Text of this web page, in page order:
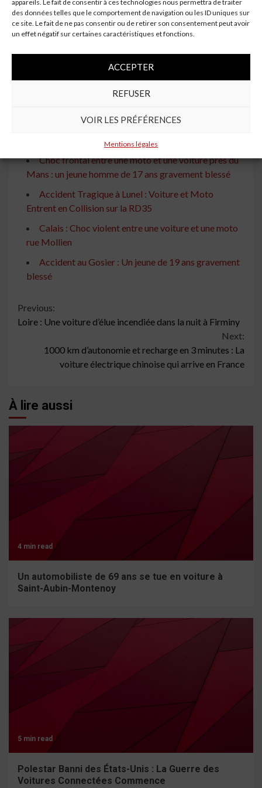
appareils. Le fait de consentir à ces technologies nous permettra de traiter
des données telles que le comportement de navigation ou les ID uniques sur
ce site. Le fait de ne pas consentir ou de retirer son consentement peut avoir
un effet négatif sur certaines caractéristiques et fonctions.
ACCEPTER
REFUSER
VOIR LES PRÉFÉRENCES
Mentions légales
une voiture et une moto à Carcassonne
Accident à Pontivy : choc entre une moto et une
voiture
Collision Voiture contre Moto à Chaumont : Le
Pilote Transporté à l'Hôpital
Collision entre une moto et une voiture sur la route
Collision entre une voiture et une moto à Mulhouse :
Un accident tragique
Choc frontal entre une moto et une voiture près du
Mans : un jeune homme de 17 ans gravement blessé
Accident Tragique à Lunel : Voiture et Moto
Entrent en Collision sur la RD35
Calais : Choc violent entre une voiture et une moto
rue Mollien
Accident au Gosier : Un jeune de 19 ans gravement
blessé
Continue
Previous:
Loire : Une voiture d’élue incendiée dans la nuit à Firminy
Next:
1000 km d’autonomie et recharge en 3 minutes : La
voiture électrique chinoise qui arrive en France
À lire aussi
4 min read
Un automobiliste de 69 ans se tue en voiture à
Saint-Aubin-Montenoy
5 min read
Polestar Banni des États-Unis : La Guerre des
Voitures Connectées Commence